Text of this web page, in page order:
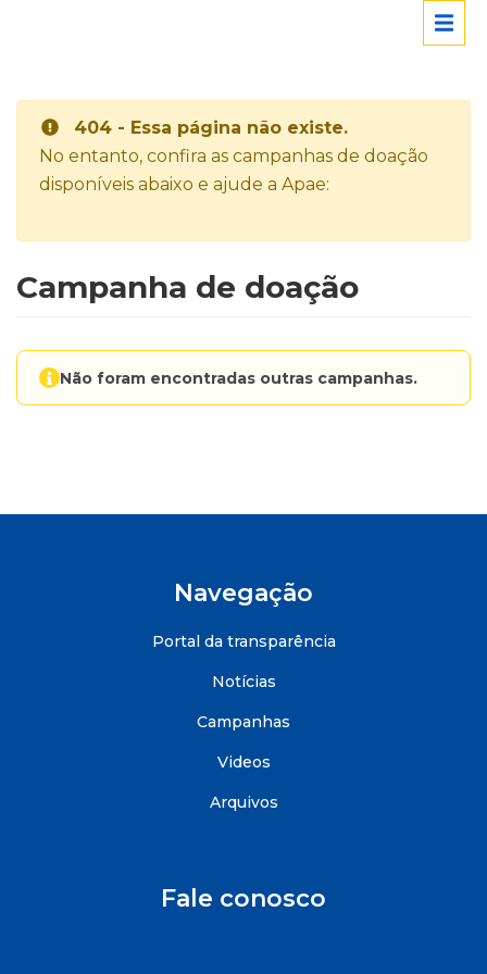
404 - Essa página não existe.
No entanto, confira as campanhas de doação
disponíveis abaixo e ajude a Apae:
Campanha de doação
Não foram encontradas outras campanhas.
Navegação
Portal da transparência
Notícias
Campanhas
Videos
Arquivos
Fale conosco